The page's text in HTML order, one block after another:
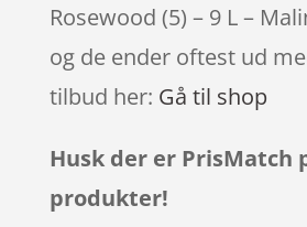
Rosewood (5) – 9 L –
og de ender oftest ud
tilbud her: Gå til shop
Husk der er PrisMatch
produkter!